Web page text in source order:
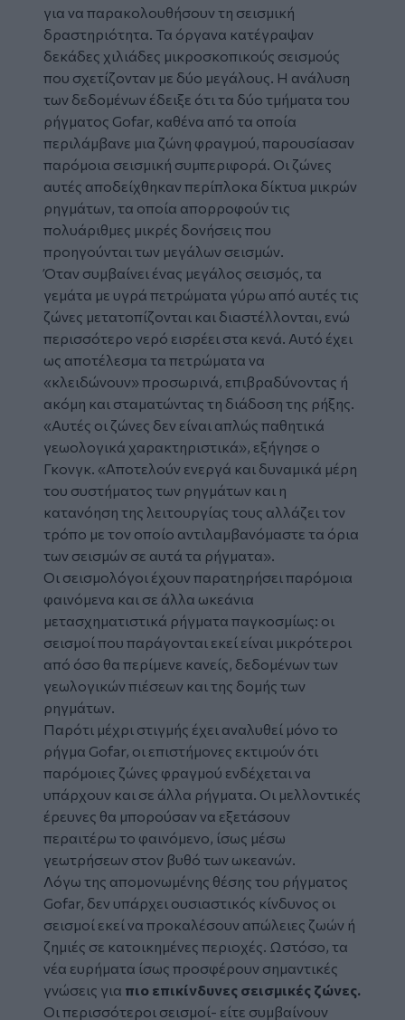
για να παρακολουθήσουν τη σεισμική
δραστηριότητα. Τα όργανα κατέγραψαν
δεκάδες χιλιάδες μικροσκοπικούς σεισμούς
που σχετίζονταν με δύο μεγάλους. Η ανάλυση
των δεδομένων έδειξε ότι τα δύο τμήματα του
ρήγματος Gofar, καθένα από τα οποία
περιλάμβανε μια ζώνη φραγμού, παρουσίασαν
παρόμοια σεισμική συμπεριφορά. Οι ζώνες
αυτές αποδείχθηκαν περίπλοκα δίκτυα μικρών
ρηγμάτων, τα οποία απορροφούν τις
πολυάριθμες μικρές δονήσεις που
προηγούνται των μεγάλων σεισμών.
Όταν συμβαίνει ένας μεγάλος σεισμός, τα
γεμάτα με υγρά πετρώματα γύρω από αυτές τις
ζώνες μετατοπίζονται και διαστέλλονται, ενώ
περισσότερο νερό εισρέει στα κενά. Αυτό έχει
ως αποτέλεσμα τα πετρώματα να
«κλειδώνουν» προσωρινά, επιβραδύνοντας ή
ακόμη και σταματώντας τη διάδοση της ρήξης.
«Αυτές οι ζώνες δεν είναι απλώς παθητικά
γεωολογικά χαρακτηριστικά», εξήγησε ο
Γκονγκ. «Αποτελούν ενεργά και δυναμικά μέρη
του συστήματος των ρηγμάτων και η
κατανόηση της λειτουργίας τους αλλάζει τον
τρόπο με τον οποίο αντιλαμβανόμαστε τα όρια
των σεισμών σε αυτά τα ρήγματα».
Οι σεισμολόγοι έχουν παρατηρήσει παρόμοια
φαινόμενα και σε άλλα ωκεάνια
μετασχηματιστικά ρήγματα παγκοσμίως: οι
σεισμοί που παράγονται εκεί είναι μικρότεροι
από όσο θα περίμενε κανείς, δεδομένων των
γεωλογικών πιέσεων και της δομής των
ρηγμάτων.
Παρότι μέχρι στιγμής έχει αναλυθεί μόνο το
ρήγμα Gofar, οι επιστήμονες εκτιμούν ότι
παρόμοιες ζώνες φραγμού ενδέχεται να
υπάρχουν και σε άλλα ρήγματα. Οι μελλοντικές
έρευνες θα μπορούσαν να εξετάσουν
περαιτέρω το φαινόμενο, ίσως μέσω
γεωτρήσεων στον βυθό των ωκεανών.
Λόγω της απομονωμένης θέσης του ρήγματος
Gofar, δεν υπάρχει ουσιαστικός κίνδυνος οι
σεισμοί εκεί να προκαλέσουν απώλειες ζωών ή
ζημιές σε κατοικημένες περιοχές. Ωστόσο, τα
νέα ευρήματα ίσως προσφέρουν σημαντικές
γνώσεις για πιο επικίνδυνες σεισμικές ζώνες.
Οι περισσότεροι σεισμοί- είτε συμβαίνουν